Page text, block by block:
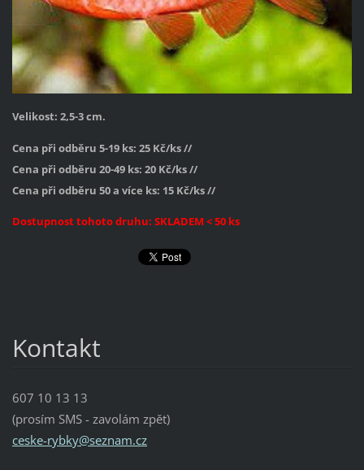
Velikost: 2,5-3 cm.
Cena při odběru 5-19 ks: 25 Kč/ks //
Cena při odběru 20-49 ks: 20 Kč/ks //
Cena při odběru 50 a více ks: 15 Kč/ks //
Dostupnost tohoto druhu: SKLADEM < 50 ks
Kontakt
607 10 13 13
(prosím SMS - zavolám zpět)
ceske-rybky@seznam.cz